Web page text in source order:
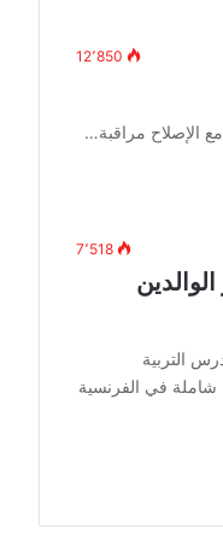
12٬850
7٬518
التربية
شاملة في الفرنسية